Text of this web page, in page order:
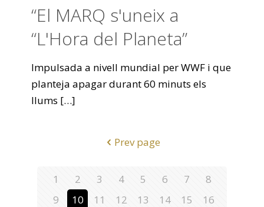
“El MARQ s'uneix a
“L'Hora del Planeta”
Impulsada a nivell mundial per WWF i que
planteja apagar durant 60 minuts els
llums […]
Prev page
1 2 3 4 5 6 7
8
9
10 11 12 13 14 15
16